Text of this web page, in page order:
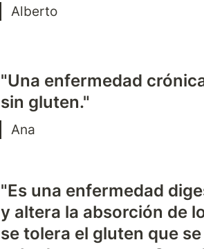
Alberto
"Una enfermedad
sin gluten."
Ana
"Es una enfermedad
y altera la absorción de
se tolera el gluten que